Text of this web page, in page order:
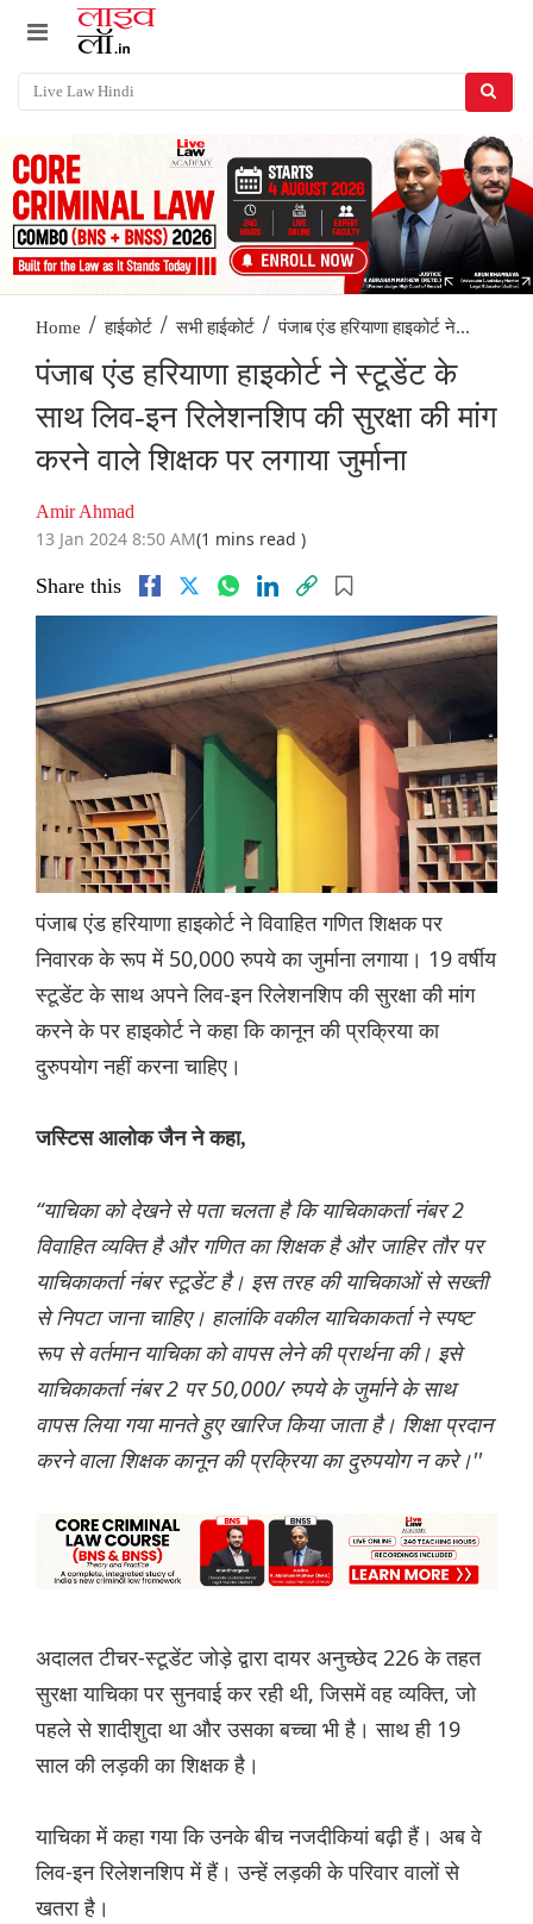
Home / हाईकोर्ट / सभी हाईकोर्ट / पंजाब एंड हरियाणा हाइकोर्ट ने...
पंजाब एंड हरियाणा हाइकोर्ट ने स्टूडेंट के
साथ लिव-इन रिलेशनशिप की सुरक्षा की मांग
करने वाले शिक्षक पर लगाया जुर्माना
Amir Ahmad
13 Jan 2024 8:50 AM(1 mins read )
Share this
पंजाब एंड हरियाणा हाइकोर्ट ने विवाहित गणित शिक्षक पर
निवारक के रूप में 50,000 रुपये का जुर्माना लगाया। 19 वर्षीय
स्टूडेंट के साथ अपने लिव-इन रिलेशनशिप की सुरक्षा की मांग
करने के पर हाइकोर्ट ने कहा कि कानून की प्रक्रिया का
दुरुपयोग नहीं करना चाहिए।
जस्टिस आलोक जैन ने कहा,
“याचिका को देखने से पता चलता है कि याचिकाकर्ता नंबर 2
विवाहित व्यक्ति है और गणित का शिक्षक है और जाहिर तौर पर
याचिकाकर्ता नंबर स्टूडेंट है। इस तरह की याचिकाओं से सख्ती
से निपटा जाना चाहिए। हालांकि वकील याचिकाकर्ता ने स्पष्ट
रूप से वर्तमान याचिका को वापस लेने की प्रार्थना की। इसे
याचिकाकर्ता नंबर 2 पर 50,000/ रुपये के जुर्माने के साथ
वापस लिया गया मानते हुए खारिज किया जाता है। शिक्षा प्रदान
करने वाला शिक्षक कानून की प्रक्रिया का दुरुपयोग न करे।''
अदालत टीचर-स्टूडेंट जोड़े द्वारा दायर अनुच्छेद 226 के तहत
सुरक्षा याचिका पर सुनवाई कर रही थी, जिसमें वह व्यक्ति, जो
पहले से शादीशुदा था और उसका बच्चा भी है। साथ ही 19
साल की लड़की का शिक्षक है।
याचिका में कहा गया कि उनके बीच नजदीकियां बढ़ी हैं। अब वे
लिव-इन रिलेशनशिप में हैं। उन्हें लड़की के परिवार वालों से
खतरा है।